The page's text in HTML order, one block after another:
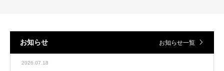
お知らせ お知らせ一覧
2026.07.18